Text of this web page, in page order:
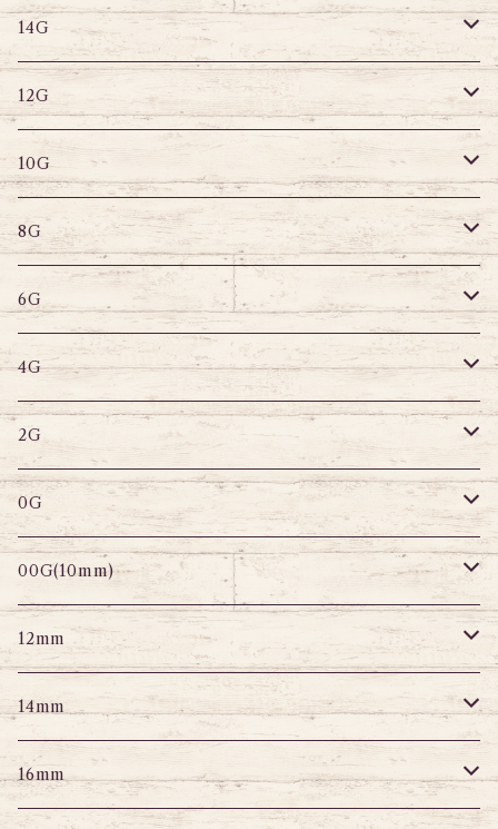
14G
12G
8G
6G
ストレートバーベル
デザインバーベル
ラブレット
バナナバーベル
鼻ピアス
キャプティブリング
ストレートバーベル
デザインバーベル
ラブレット
バナナバーベル
へそピアス
サーキュラー
スパイラル
変形ピアス
セグメントリング
ニップルピアス
スクランパー
フェイクプラグ
14G
キャプティブリング
ストレートバーベル
デザインバーベル
ラブレット
バナナバーベル
へそピアス
サーキュラー
スパイラル
セグメント
変形ピアス
ニップルピアス
パーツ
12G
キャプティブリング
ストレートバーベル
ラブレット
バナナバーベル
セグメントリング
サーキュラーバーベル
パーツ
10G
キャプティブリング
ストレートバーベル
ラブレット
バナナバーベル
セグメントリング
プラグ
パーツ
8G
キャプティブリング
ストレートバーベル
ラブレット
セグメントリング
プラグ
トンネル
アイレット
エキスパンダー
6G
キャプティブリング
ストレートバーベル
トンネル
プラグ
アイレット
エキスパンダー
パーツ
4G
キャプティブリング
ストレートバーベル
サーキュラー
トンネル
プラグ
アイレット
2G
トンネル
プラグ
アイレット
エキスパンダー
パーツ
0G
トンネル
プラグ
アイレット
エキスパンダー
00G(10mm)
トンネル
プラグ
アイレット
12mm
トンネル
プラグ
14mm
トンネル
16mm